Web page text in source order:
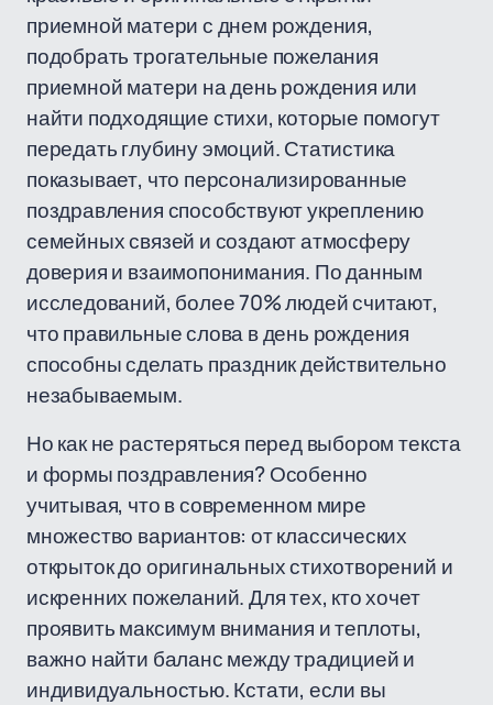
приемной матери с днем рождения,
подобрать трогательные пожелания
приемной матери на день рождения или
найти подходящие стихи, которые помогут
передать глубину эмоций. Статистика
показывает, что персонализированные
поздравления способствуют укреплению
семейных связей и создают атмосферу
доверия и взаимопонимания. По данным
исследований, более 70% людей считают,
что правильные слова в день рождения
способны сделать праздник действительно
незабываемым.
Но как не растеряться перед выбором текста
и формы поздравления? Особенно
учитывая, что в современном мире
множество вариантов: от классических
открыток до оригинальных стихотворений и
искренних пожеланий. Для тех, кто хочет
проявить максимум внимания и теплоты,
важно найти баланс между традицией и
индивидуальностью. Кстати, если вы